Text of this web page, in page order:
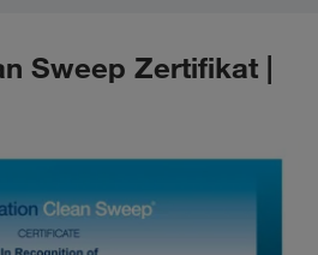
Sweep Zertifikat |